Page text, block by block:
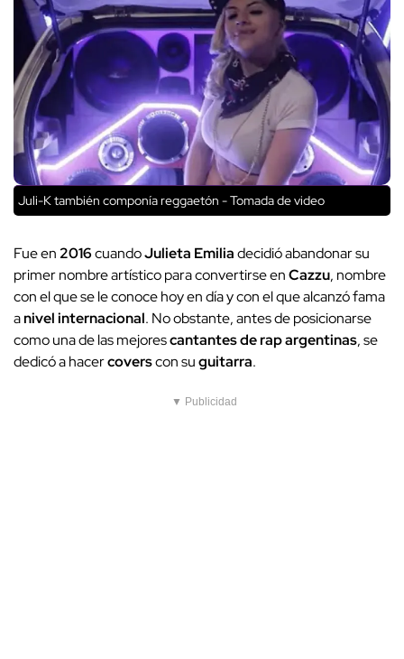
Juli-K también componía reggaetón - Tomada de video
Fue en 2016cuandoJulieta Emiliadecidió abandonar su
primer nombre artístico para convertirse enCazzu, nombre
con el que se le conoce hoy en día y con el que alcanzó fama
anivel internacional. No obstante, antes de posicionarse
como una de las mejorescantantes de rapargentinas, se
dedicó a hacercoverscon suguitarra.
▼ Publicidad